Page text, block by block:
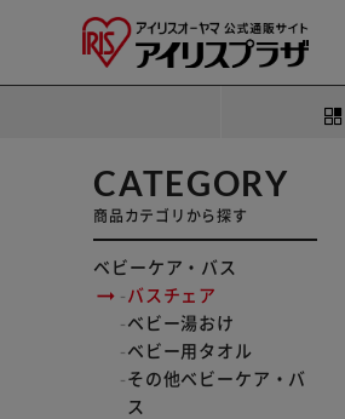
CATEGORY
商品カテゴリから探す
ベビーケア・バス
バスチェア
ベビー湯おけ
ベビー用タオル
その他ベビーケア・バ
ス